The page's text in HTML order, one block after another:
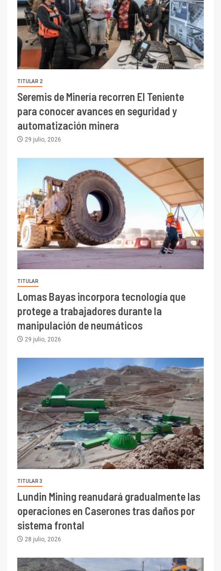
TITULAR 2
Seremis de Minería recorren El Teniente
para conocer avances en seguridad y
automatización minera
29 julio, 2026
TITULAR
Lomas Bayas incorpora tecnología que
protege a trabajadores durante la
manipulación de neumáticos
29 julio, 2026
TITULAR 3
Lundin Mining reanudará gradualmente las
operaciones en Caserones tras daños por
sistema frontal
28 julio, 2026